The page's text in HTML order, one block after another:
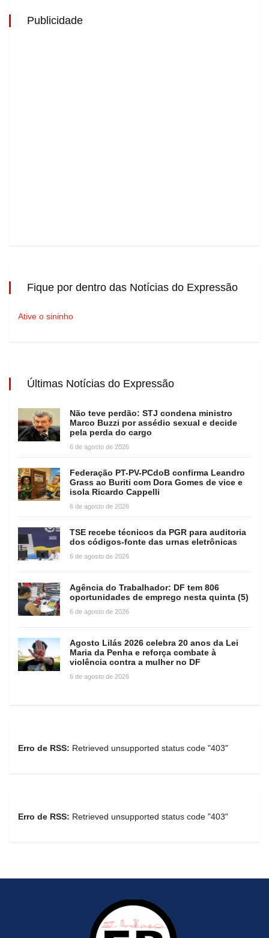
Publicidade
Fique por dentro das Notícias do Expressão
Ative o sininho
Últimas Notícias do Expressão
Não teve perdão: STJ condena ministro
Marco Buzzi por assédio sexual e decide
pela perda do cargo
6 de agosto de 2026
Federação PT-PV-PCdoB confirma Leandro
Grass ao Buriti com Dora Gomes de vice e
isola Ricardo Cappelli
6 de agosto de 2026
TSE recebe técnicos da PGR para auditoria
dos códigos-fonte das urnas eletrônicas
6 de agosto de 2026
Agência do Trabalhador: DF tem 806
oportunidades de emprego nesta quinta (5)
6 de agosto de 2026
Agosto Lilás 2026 celebra 20 anos da Lei
Maria da Penha e reforça combate à
violência contra a mulher no DF
6 de agosto de 2026
Erro de RSS: Retrieved unsupported status code "403"
Erro de RSS: Retrieved unsupported status code "403"